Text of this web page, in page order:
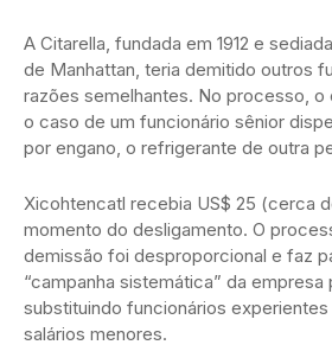
A Citarella, fundada em 1912 e
de Manhattan, teria demitido outros
razões semelhantes. No processo,
o caso de um funcionário sênior
por engano, o refrigerante de outra
Xicohtencatl recebia US$ 25 (cerca
momento do desligamento. O
demissão foi desproporcional e faz
“campanha sistemática” da
substituindo funcionários
salários menores.